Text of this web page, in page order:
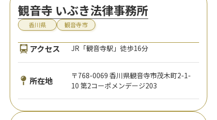
観音寺 いぶき法律事務所
香川県 観音寺市
アクセス JR「観音寺駅」徒歩16分
所在地
〒768-0069 香川県観音寺市茂木町2-1-
10 第2コーポメンデージ203